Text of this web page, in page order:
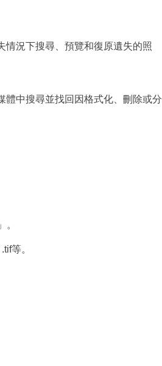
況下搜尋、預覽和復原遺失的照
體中搜尋並找回因格式化、刪除或分
等。